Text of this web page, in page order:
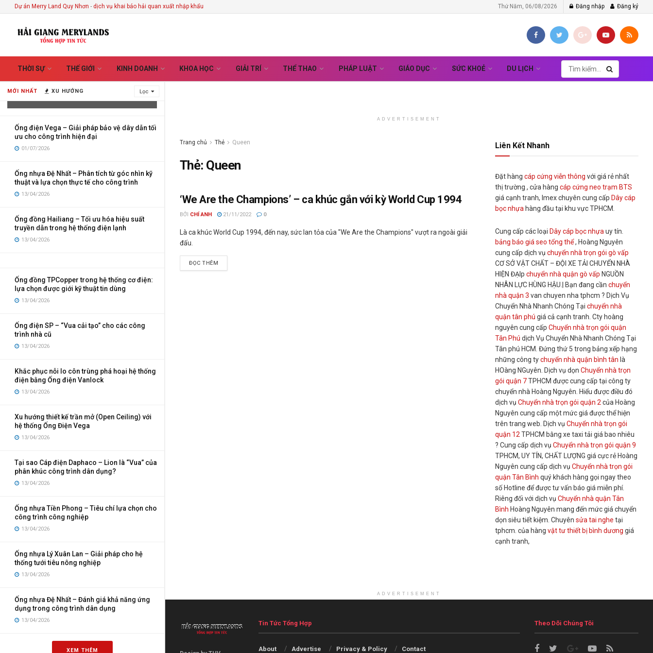
MỚI NHẤT XU HƯỚNG Lọc
Vietnam Handicrafts Store in Hoi An –
Discover the Stories Hidden Behind
Every Handmade Creation
Ống điện Vega – Giải pháp bảo vệ dây dẫn tối
ưu cho công trình hiện đại
01/07/2026
Ống nhựa Đệ Nhất – Phân tích từ góc nhìn kỹ
thuật và lựa chọn thực tế cho công trình
13/04/2026
Ống đồng Hailiang – Tối ưu hóa hiệu suất
truyền dẫn trong hệ thống điện lạnh
13/04/2026
Ống đồng TPCopper trong hệ thống cơ điện:
lựa chọn được giới kỹ thuật tin dùng
13/04/2026
Ống điện SP – “Vua cải tạo” cho các công
trình nhà cũ
13/04/2026
Khắc phục nỗi lo côn trùng phá hoại hệ thống
điện bằng Ống điện Vanlock
13/04/2026
Xu hướng thiết kế trần mở (Open Ceiling) với
hệ thống Ống Điện Vega
13/04/2026
Tại sao Cáp điện Daphaco – Lion là “Vua” của
phân khúc công trình dân dụng?
13/04/2026
Ống nhựa Tiền Phong – Tiêu chí lựa chọn cho
công trình công nghiệp
13/04/2026
Ống nhựa Lý Xuân Lan – Giải pháp cho hệ
thống tưới tiêu nông nghiệp
13/04/2026
Ống nhựa Đệ Nhất – Đánh giá khả năng ứng
dụng trong công trình dân dụng
13/04/2026
XEM THÊM
Dự án Merry Land Quy Nhơn - dịch vụ khai báo hải quan xuất nhập khẩu Thứ Năm, 06/08/2026 Đăng nhập Đăng ký
THỜI SỰ THẾ GIỚI KINH DOANH KHOA HỌC GIẢI TRÍ THỂ THAO PHÁP LUẬT GIÁO DỤC SỨC KHOẺ DU LỊCH
ADVERTISEMENT
Trang chủ Thẻ Queen
Thẻ: Queen
GIẢI TRÍ
‘We Are the Champions’ – ca khúc gắn với kỳ World Cup 1994
BỞI CHÍ ANH 21/11/2022 0
Là ca khúc World Cup 1994, đến nay, sức lan tỏa của "We Are the Champions" vượt ra ngoài giải
đấu.
ĐỌC THÊM
Liên Kết Nhanh
Đặt hàngcáp cứng viễn thông với giá rẻ nhất
thị trường , cửa hàngcáp cứng neo trạm BTS
giá cạnh tranh, Imex chuyên cung cấp Dây cáp
bọc nhựa hàng đầu tại khu vực TPHCM.
Cung cấp các loạiDây cáp bọc nhựa uy tín.
bảng báo giá seo tổng thể, Hoàng Nguyên
cung cấp dịch vụchuyển nhà trọn gói gò vấp
CƠ SỞ VẬT CHẤT – ĐỘI XE TẢI CHUYỂN NHÀ
HIỆN ĐẠIpchuyển nhà quận gò vấp NGUỒN
NHÂN LỰC HÙNG HẬU.| Bạn đang cầnchuyển
nhà quận 3 van chuyen nha tphcm ? Dịch Vụ
Chuyển Nhà Nhanh Chóng Tạichuyển nhà
quận tân phú giá cả cạnh tranh. Cty hoàng
nguyên cung cấpChuyển nhà trọn gói quận
Tân Phú dịch Vụ Chuyển Nhà Nhanh Chóng Tại
Tân phú HCM. Đứng thứ 5 trong bảng xếp hạng
những công tychuyển nhà quận bình tân là
HOàng NGuyên. Dịch vụ dọnChuyển nhà trọn
gói quận 7TPHCM được cung cấp tại công ty
chuyển nhà Hoàng Nguyên. Hiểu được điều đó
dịch vụChuyển nhà trọn gói quận 2 của Hoàng
Nguyên cung cấp một mức giá được thể hiện
trên trang web. Dịch vụChuyển nhà trọn gói
quận 12 TPHCM bằng xe taxi tải giá bao nhiêu
? Cung cấp dịch vụChuyển nhà trọn gói quận 9
TPHCM, UY TÍN, CHẤT LƯỢNG giá cực rẻ Hoàng
Nguyên cung cấp dịch vụChuyển nhà trọn gói
quận Tân Bình quý khách hàng gọi ngay theo
số Hotline để được tư vấn báo giá miễn phí.
Riêng đối với dịch vụChuyển nhà quận Tân
Bình Hoàng Nguyên mang đến mức giá chuyển
dọn siêu tiết kiệm. Chuyênsửa tai nghe tại
tphcm. của hàngvật tư thiết bị bình dương giá
cạnh tranh,
ADVERTISEMENT
Tin Tức Tổng Hợp
About Advertise Privacy & Policy Contact
Theo Dõi Chúng Tôi